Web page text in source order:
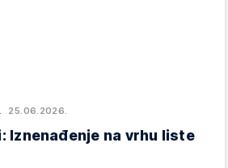
25.06.2026.
Iznenađenje na vrhu liste